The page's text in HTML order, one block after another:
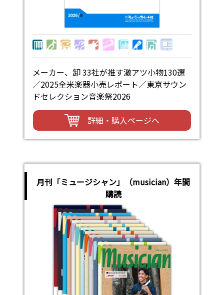
メーカー、卸 33社が推す激アツ小物130選
／2025全米楽器小売レポート／東京サウン
ドセレクション音楽祭2026
詳細・購入ページへ
月刊「ミュージシャン」（musician）年間
購読